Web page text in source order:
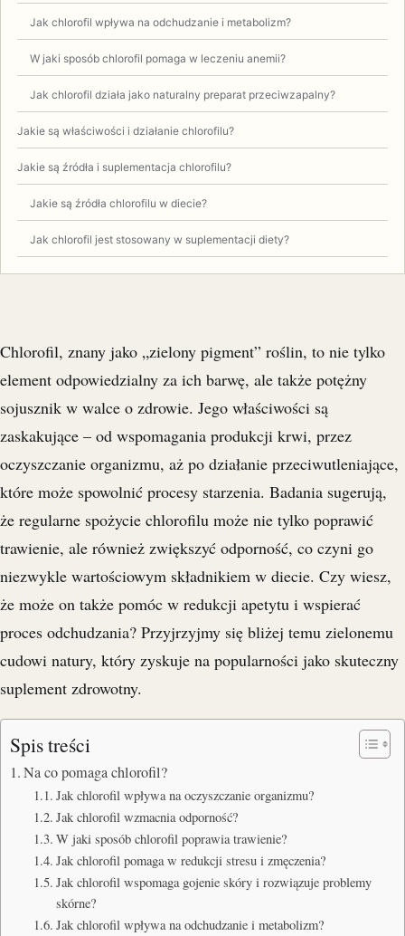
Jak chlorofil wpływa na odchudzanie i metabolizm?
W jaki sposób chlorofil pomaga w leczeniu anemii?
Jak chlorofil działa jako naturalny preparat przeciwzapalny?
Jakie są właściwości i działanie chlorofilu?
Jakie są źródła i suplementacja chlorofilu?
Jakie są źródła chlorofilu w diecie?
Jak chlorofil jest stosowany w suplementacji diety?
Chlorofil, znany jako „zielony pigment” roślin, to nie tylko
element odpowiedzialny za ich barwę, ale także potężny
sojusznik w walce o zdrowie. Jego właściwości są
zaskakujące – od wspomagania produkcji krwi, przez
oczyszczanie organizmu, aż po działanie przeciwutleniające,
które może spowolnić procesy starzenia. Badania sugerują,
że regularne spożycie chlorofilu może nie tylko poprawić
trawienie, ale również zwiększyć odporność, co czyni go
niezwykle wartościowym składnikiem w diecie. Czy wiesz,
że może on także pomóc w redukcji apetytu i wspierać
proces odchudzania? Przyjrzyjmy się bliżej temu zielonemu
cudowi natury, który zyskuje na popularności jako skuteczny
suplement zdrowotny.
Spis treści
Na co pomaga chlorofil?
Jak chlorofil wpływa na oczyszczanie organizmu?
Jak chlorofil wzmacnia odporność?
W jaki sposób chlorofil poprawia trawienie?
Jak chlorofil pomaga w redukcji stresu i zmęczenia?
Jak chlorofil wspomaga gojenie skóry i rozwiązuje problemy
skórne?
Jak chlorofil wpływa na odchudzanie i metabolizm?